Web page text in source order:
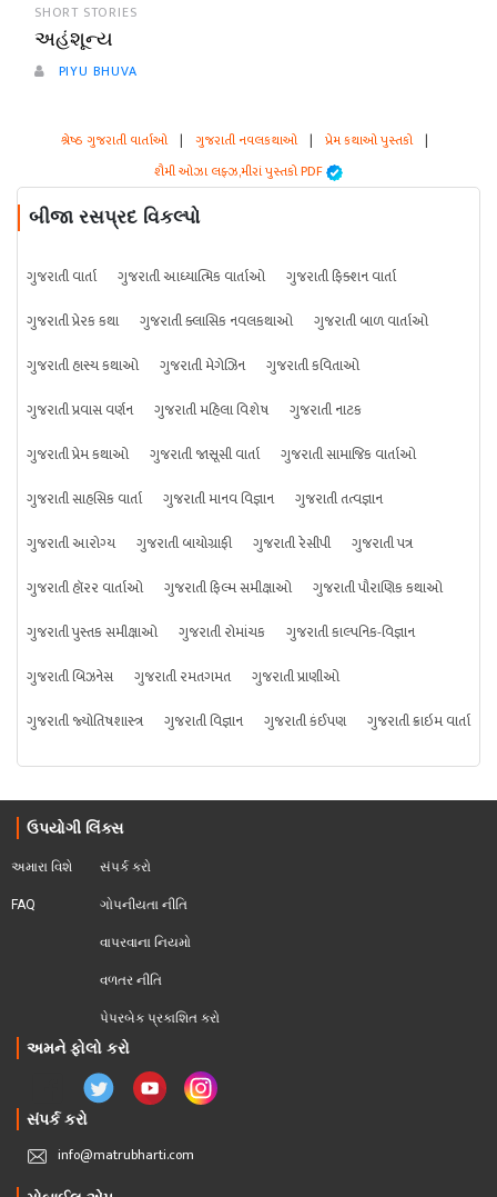
SHORT STORIES
અહંશૂન્ય
PIYU BHUVA
શ્રેષ્ઠ ગુજરાતી વાર્તાઓ | ગુજરાતી નવલકથાઓ | પ્રેમ કથાઓ પુસ્તકો |
શૈમી ઓઝા લફ્ઝ,મીરાં પુસ્તકો PDF
બીજા રસપ્રદ વિકલ્પો
ગુજરાતી વાર્તા ગુજરાતી આધ્યાત્મિક વાર્તાઓ
ગુજરાતી ફિક્શન વાર્તા
ગુજરાતી પ્રેરક કથા
ગુજરાતી ક્લાસિક નવલકથાઓ
ગુજરાતી બાળ વાર્તાઓ
ગુજરાતી હાસ્ય કથાઓ
ગુજરાતી મેગેઝિન
ગુજરાતી કવિતાઓ
ગુજરાતી પ્રવાસ વર્ણન
ગુજરાતી મહિલા વિશેષ
ગુજરાતી નાટક
ગુજરાતી પ્રેમ કથાઓ
ગુજરાતી જાસૂસી વાર્તા
ગુજરાતી સામાજિક વાર્તાઓ
ગુજરાતી સાહસિક વાર્તા
ગુજરાતી માનવ વિજ્ઞાન
ગુજરાતી તત્વજ્ઞાન
ગુજરાતી આરોગ્ય
ગુજરાતી બાયોગ્રાફી ગુજરાતી રેસીપી
ગુજરાતી પત્ર
ગુજરાતી હૉરર વાર્તાઓ
ગુજરાતી ફિલ્મ સમીક્ષાઓ
ગુજરાતી પૌરાણિક કથાઓ
ગુજરાતી પુસ્તક સમીક્ષાઓ
ગુજરાતી રોમાંચક
ગુજરાતી કાલ્પનિક-વિજ્ઞાન
ગુજરાતી બિઝનેસ
ગુજરાતી રમતગમત
ગુજરાતી પ્રાણીઓ
ગુજરાતી જ્યોતિષશાસ્ત્ર
ગુજરાતી વિજ્ઞાન ગુજરાતી કંઈપણ ગુજરાતી ક્રાઇમ વાર્તા
ઉપયોગી લિંક્સ
અમારા વિશે
FAQ
સંપર્ક કરો
ગોપનીયતા નીતિ
વાપરવાના નિયમો
વળતર નીતિ
પેપરબેક પ્રકાશિત કરો
અમને ફોલો કરો
સંપર્ક કરો
info@matrubharti.com